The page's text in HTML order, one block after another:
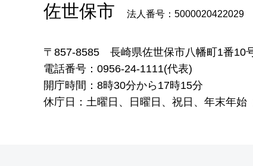
佐世保市 法人番号：5000020422029
〒857-8585 長崎県佐世保市八幡町1番10
電話番号：0956-24-1111(代表)
開庁時間：8時30分から17時15分
休庁日：土曜日、日曜日、祝日、年末年始